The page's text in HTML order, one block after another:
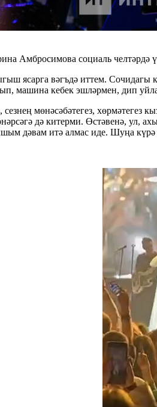
социаль челтәрдә
ясарга вәгъдә иттем.
машина кебек эшләрмен, дип
мөнәсәбәтегез,
дә китерми. Өстәвенә, ул,
дәвам итә алмас иде. Шуңа